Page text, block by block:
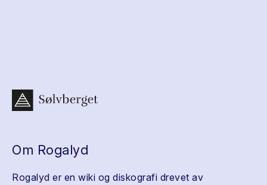
Om Rogalyd
Rogalyd er en wiki og diskografi drevet av